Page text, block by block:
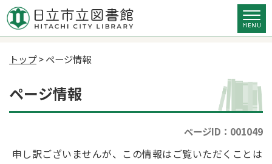
トップ> ページ情報
ページ情報
ページID：001049
申し訳ございませんが、この情報はご覧いただくことは